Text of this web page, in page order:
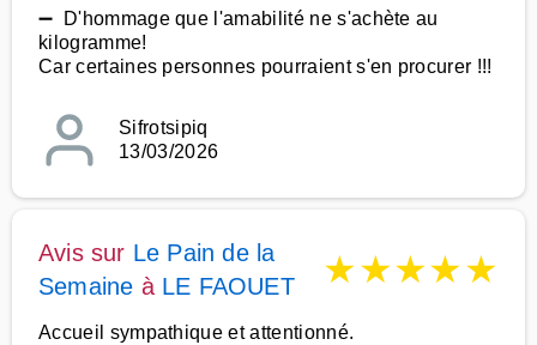
➖ D'hommage que l'amabilité ne s'achète au
kilogramme!
Car certaines personnes pourraient s'en procurer !!!
Sifrotsipiq
13/03/2026
Avis sur Le Pain de la
Semaine à LE FAOUET ★★★★★
Accueil sympathique et attentionné.